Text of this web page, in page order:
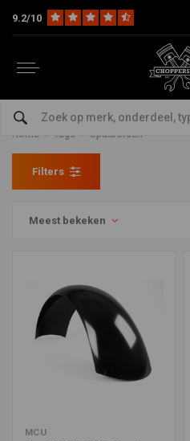
9.2/10
Producten getagd
Spatborden
Home Tags Spatborden
Filters
Meest bekeken
MCU